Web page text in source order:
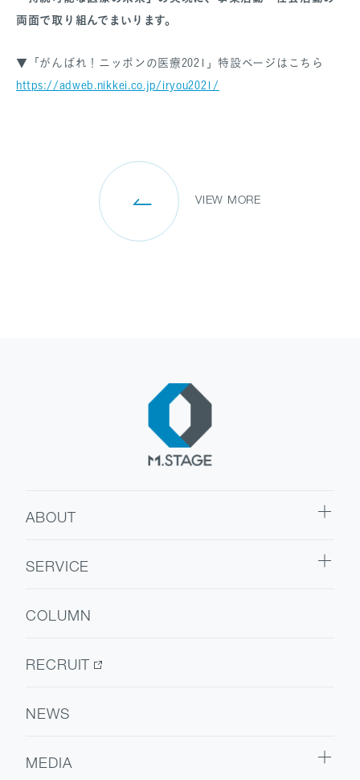
DR.転職なび
DR.アルなび
フリーランスの皆様へ
両面で取り組んでまいります。
▼「がんばれ！ニッポンの医療2021」特設ページはこちら
https://adweb.nikkei.co.jp/iryou2021/
VIEW MORE
ABOUT
会社情報
SERVICE
医療人材
COLUMN
RECRUIT
NEWS
MEDIA